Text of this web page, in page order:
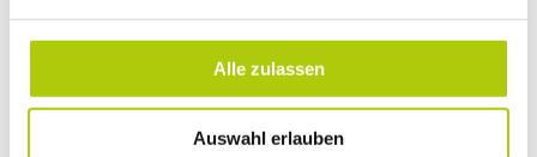
Alle zulassen
Auswahl erlauben
Regina Pfeiffer
klaengeregina@gmail.com
Karin Koller